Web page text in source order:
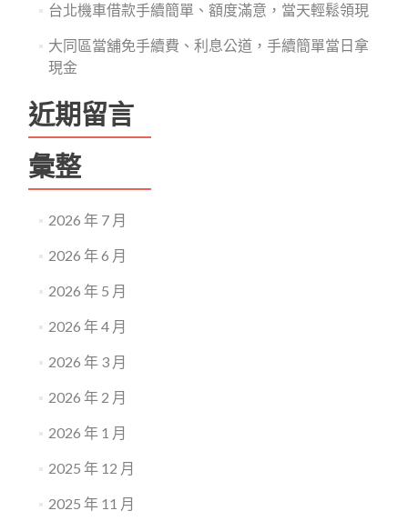
台北機車借款手續簡單、額度滿意，當天輕鬆領現
大同區當舖免手續費、利息公道，手續簡單當日拿
現金
近期留言
彙整
2026 年 7 月
2026 年 6 月
2026 年 5 月
2026 年 4 月
2026 年 3 月
2026 年 2 月
2026 年 1 月
2025 年 12 月
2025 年 11 月